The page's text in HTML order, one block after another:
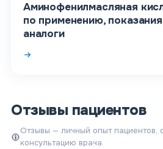
Аминофенилмасляная
по применению,
аналоги
Отзывы пациентов
Отзывы — личный опыт пациентов,
консультацию врача.